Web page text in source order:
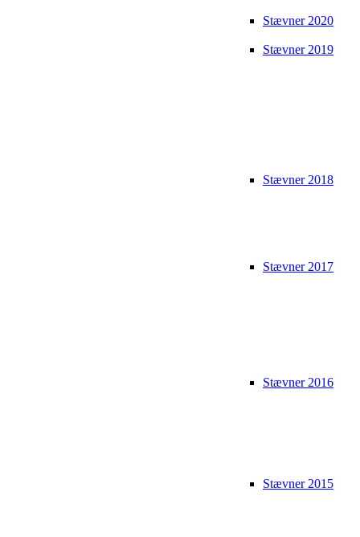
Stævner 2020
Stævner 2019
Stævner 2018
Stævner 2017
Stævner 2016
Stævner 2015